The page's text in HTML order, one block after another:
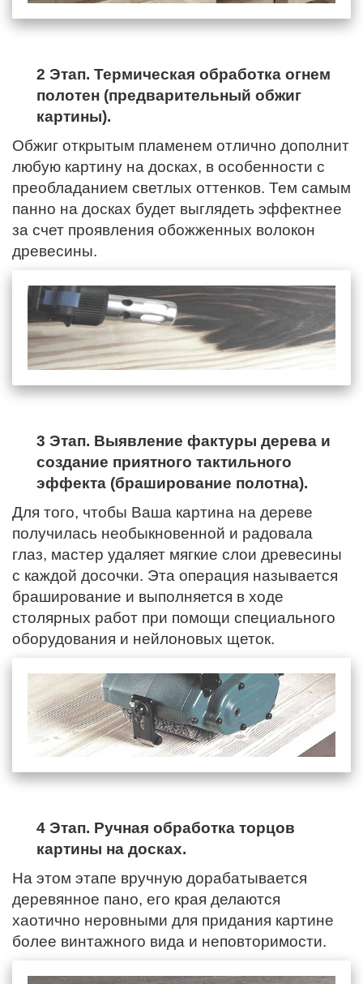
2 Этап. Термическая обработка огнем
полотен (предварительный обжиг
картины).
Обжиг открытым пламенем отлично дополнит
любую картину на досках, в особенности с
преобладанием светлых оттенков. Тем самым
панно на досках будет выглядеть эффектнее
за счет проявления обожженных волокон
древесины.
3 Этап. Выявление фактуры дерева и
создание приятного тактильного
эффекта (браширование полотна).
Для того, чтобы Ваша картина на дереве
получилась необыкновенной и радовала
глаз, мастер удаляет мягкие слои древесины
с каждой досочки. Эта операция называется
браширование и выполняется в ходе
столярных работ при помощи специального
оборудования и нейлоновых щеток.
4 Этап. Ручная обработка торцов
картины на досках.
На этом этапе вручную дорабатывается
деревянное пано, его края делаются
хаотично неровными для придания картине
более винтажного вида и неповторимости.